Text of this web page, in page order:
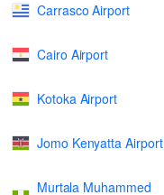
Carrasco Airport
Cairo Airport
Kotoka Airport
Jomo Kenyatta Airport
Murtala Muhammed